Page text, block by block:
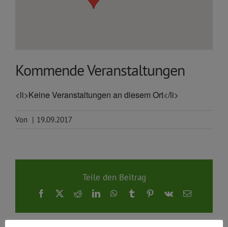
Kommende Veranstaltungen
<li>Keine Veranstaltungen an diesem Ort</li>
Von | 19.09.2017
Teile den Beitrag
Facebook
X RedditLinkedInWhatsApp
TumblrPinterest
Vk
E-